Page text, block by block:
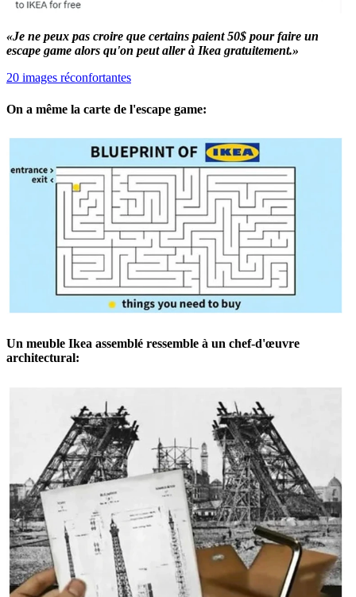
«Je ne peux pas croire que certains paient 50$ pour faire un
escape game alors qu'on peut aller à Ikea gratuitement.»
20 images réconfortantes
On a même la carte de l'escape game:
Un meuble Ikea assemblé ressemble à un chef-d'œuvre
architectural: